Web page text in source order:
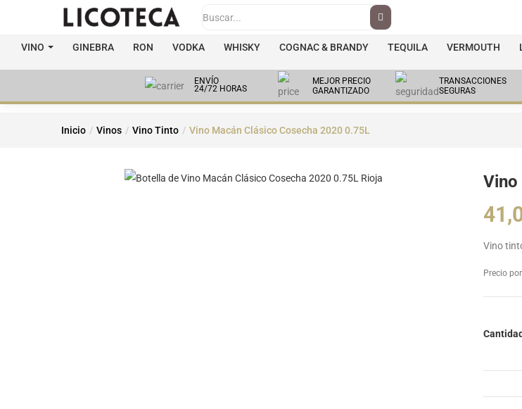
VINO GINEBRA RON VODKA WHISKY COGNAC & BRANDY TEQUILA VERMOUTH
ENVÍO
24/72 HORAS
MEJOR PRECIO
GARANTIZADO
TRANSACCIONES
SEGURAS
Inicio Vinos Vino Tinto Vino Macán Clásico Cosecha 2020 0.75L
Vino
Vino
Precio
Cantidad